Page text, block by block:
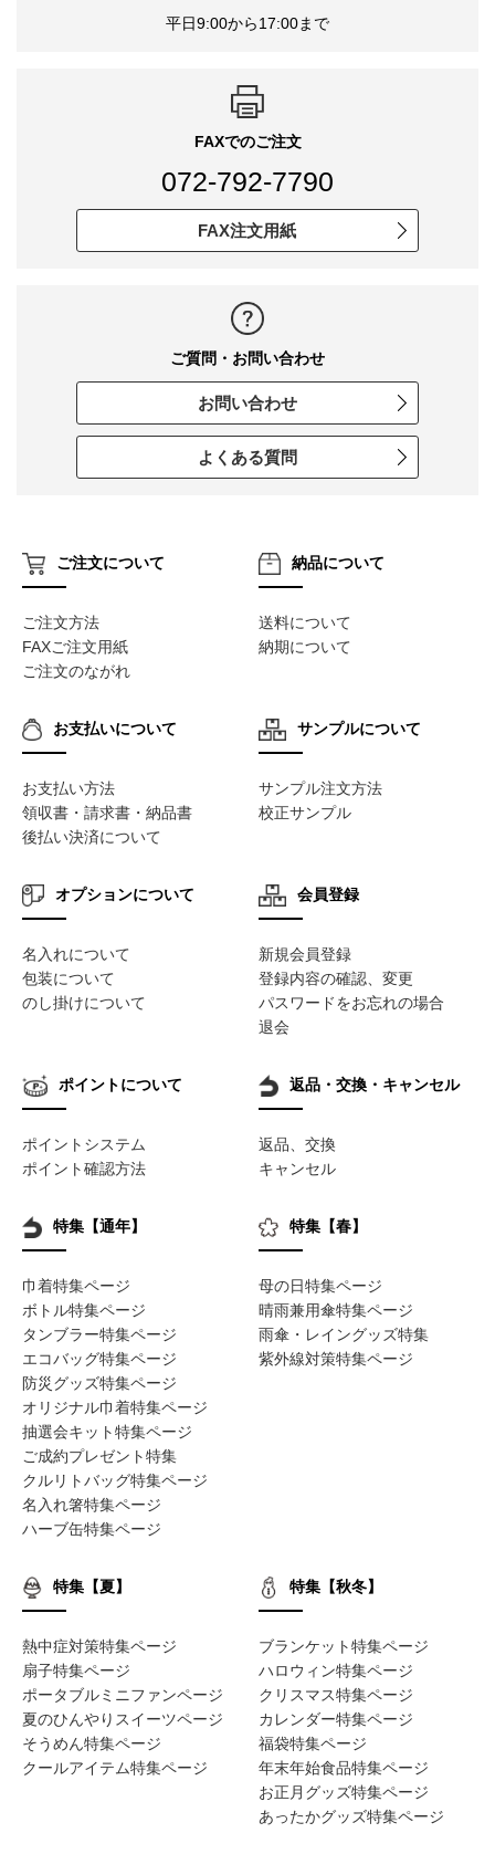
平日9:00から17:00まで
FAXでのご注文
072-792-7790
FAX注文用紙
ご質問・お問い合わせ
お問い合わせ
よくある質問
ご注文について
ご注文方法
FAXご注文用紙
ご注文のながれ
納品について
送料について
納期について
お支払いについて
お支払い方法
領収書・請求書・納品書
後払い決済について
サンプルについて
サンプル注文方法
校正サンプル
オプションについて
名入れについて
包装について
のし掛けについて
会員登録
新規会員登録
登録内容の確認、変更
パスワードをお忘れの場合
退会
ポイントについて
ポイントシステム
ポイント確認方法
返品・交換・キャンセル
返品、交換
キャンセル
特集【通年】
巾着特集ページ
ボトル特集ページ
タンブラー特集ページ
エコバッグ特集ページ
防災グッズ特集ページ
オリジナル巾着特集ページ
抽選会キット特集ページ
ご成約プレゼント特集
クルリトバッグ特集ページ
名入れ箸特集ページ
ハーブ缶特集ページ
特集【春】
母の日特集ページ
晴雨兼用傘特集ページ
雨傘・レイングッズ特集
紫外線対策特集ページ
特集【夏】
熱中症対策特集ページ
扇子特集ページ
ポータブルミニファンページ
夏のひんやりスイーツページ
そうめん特集ページ
クールアイテム特集ページ
特集【秋冬】
ブランケット特集ページ
ハロウィン特集ページ
クリスマス特集ページ
カレンダー特集ページ
福袋特集ページ
年末年始食品特集ページ
お正月グッズ特集ページ
あったかグッズ特集ページ